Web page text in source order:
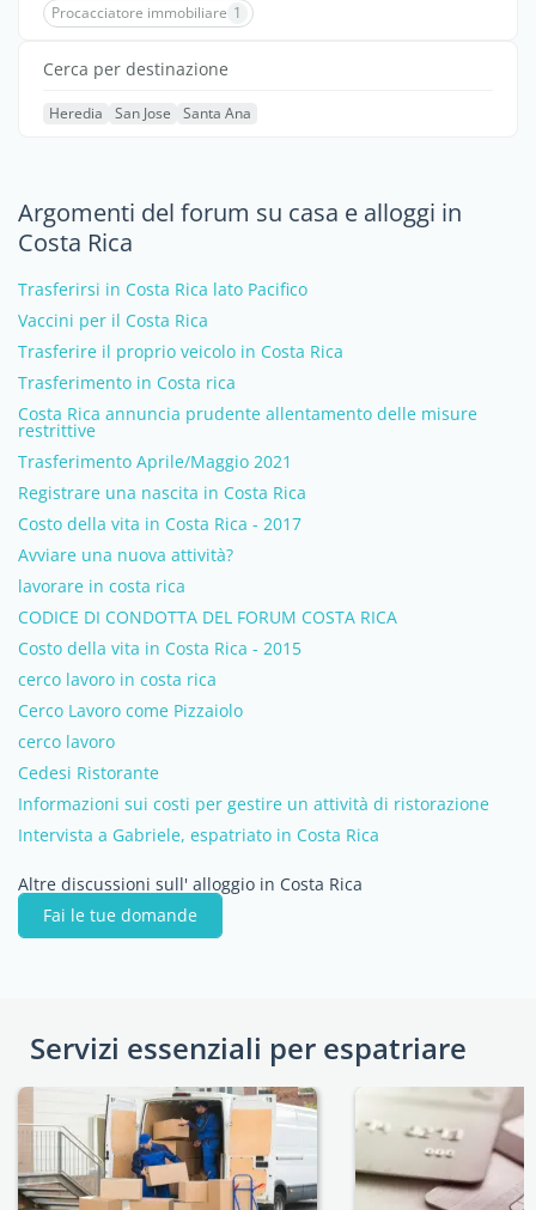
Procacciatore immobiliare 1
Cerca per destinazione
Heredia San Jose Santa Ana
Argomenti del forum su casa e alloggi in
Costa Rica
Trasferirsi in Costa Rica lato Pacifico
Vaccini per il Costa Rica
Trasferire il proprio veicolo in Costa Rica
Trasferimento in Costa rica
Costa Rica annuncia prudente allentamento delle misure
restrittive
Trasferimento Aprile/Maggio 2021
Registrare una nascita in Costa Rica
Costo della vita in Costa Rica - 2017
Avviare una nuova attività?
lavorare in costa rica
CODICE DI CONDOTTA DEL FORUM COSTA RICA
Costo della vita in Costa Rica - 2015
cerco lavoro in costa rica
Cerco Lavoro come Pizzaiolo
cerco lavoro
Cedesi Ristorante
Informazioni sui costi per gestire un attività di ristorazione
Intervista a Gabriele, espatriato in Costa Rica
Altre discussioni sull' alloggio in Costa Rica
Fai le tue domande
Servizi essenziali per espatriare